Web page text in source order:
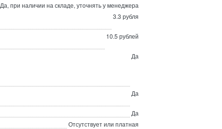
Да, при наличии на складе, уточнять у менеджера
3.3 рубля
10.5 рублей
Да
Да
Да
Отсутствует или платная